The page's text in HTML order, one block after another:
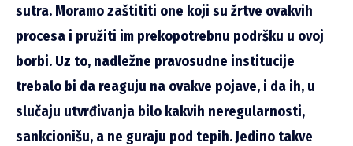
sutra. Moramo zaštititi one koji su žrtve ovakvih
procesa i pružiti im prekopotrebnu podršku u ovoj
borbi. Uz to, nadležne pravosudne institucije
trebalo bi da reaguju na ovakve pojave, i da ih, u
slučaju utvrđivanja bilo kakvih neregularnosti,
sankcionišu, a ne guraju pod tepih. Jedino takve